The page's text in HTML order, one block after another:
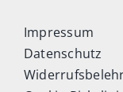
Impressum
Datenschutz